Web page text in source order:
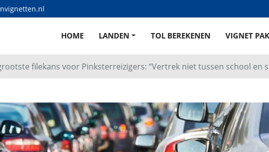
HOME LANDEN TOL BEREKENEN VIGNET
filekans voor Pinksterreizigers: “Vertrek niet tussen school en